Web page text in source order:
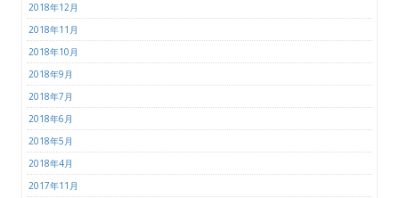
2018年12月
2018年11月
2018年10月
2018年9月
2018年7月
2018年6月
2018年5月
2018年4月
2017年11月